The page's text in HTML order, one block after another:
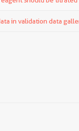
in validation data